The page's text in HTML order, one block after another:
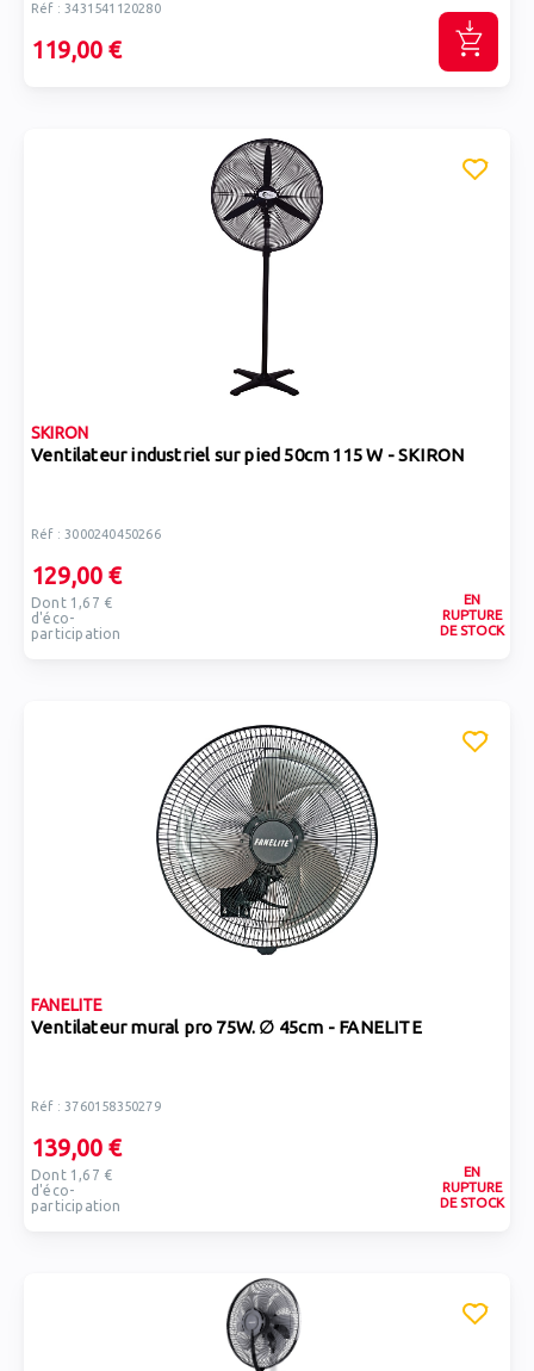
Réf : 3431541120280
119,00 €
SKIRON
Ventilateur industriel sur pied 50cm 115 W - SKIRON
Réf : 3000240450266
129,00 €
Dont 1,67 €
d'éco-
participation
EN
RUPTURE
DE STOCK
FANELITE
Ventilateur mural pro 75W. ∅ 45cm - FANELITE
Réf : 3760158350279
139,00 €
Dont 1,67 €
d'éco-
participation
EN
RUPTURE
DE STOCK